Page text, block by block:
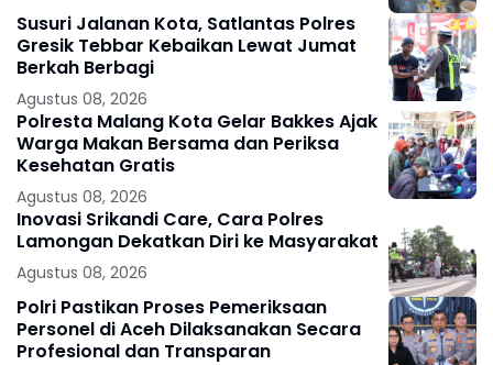
Susuri Jalanan Kota, Satlantas Polres
Gresik Tebbar Kebaikan Lewat Jumat
Berkah Berbagi
Agustus 08, 2026
Polresta Malang Kota Gelar Bakkes Ajak
Warga Makan Bersama dan Periksa
Kesehatan Gratis
Agustus 08, 2026
Inovasi Srikandi Care, Cara Polres
Lamongan Dekatkan Diri ke Masyarakat
Agustus 08, 2026
Polri Pastikan Proses Pemeriksaan
Personel di Aceh Dilaksanakan Secara
Profesional dan Transparan